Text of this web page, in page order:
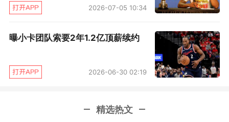
2026-07-05 10:34
曝小卡团队索要2年1.2亿顶薪续约
2026-06-30 02:19
精选热文